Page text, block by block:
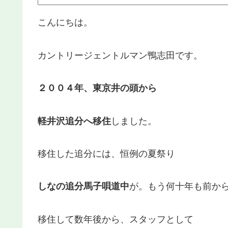
こんにちは。
カントリージェントルマン鴨志田です。
２００４年、東京井の頭から
軽井沢追分へ移住 しました。
移住した追分には、恒例の夏祭り
しなの追分馬子唄道中が。もう何十年も前か
移住して数年後から、スタッフとして